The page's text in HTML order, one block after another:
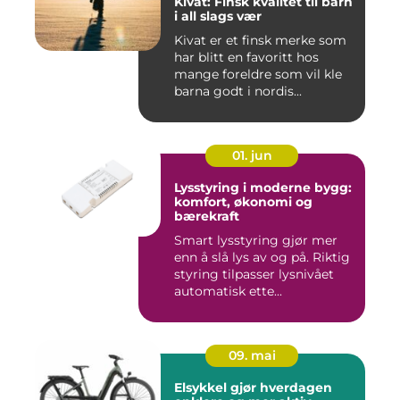
i all slags vær
Kivat er et finsk merke som
har blitt en favoritt hos
mange foreldre som vil kle
barna godt i nordis...
01. jun
Lysstyring i moderne bygg:
komfort, økonomi og
bærekraft
Smart lysstyring gjør mer
enn å slå lys av og på. Riktig
styring tilpasser lysnivået
automatisk ette...
09. mai
Elsykkel gjør hverdagen